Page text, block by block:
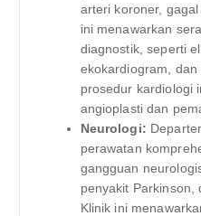
arteri koroner,
ini menawarkan
diagnostik, seperti
ekokardiogram,
prosedur kardiologi
angioplasti dan
Neurologi:
perawatan
gangguan
penyakit Parkinson,
Klinik ini